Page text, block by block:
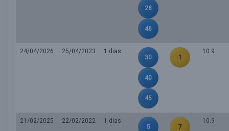
28
46
24/04/2026 25/04/2023
1 dias
30
40
45
1
10.9
21/02/2025 22/02/2022
1 dias
5
7
10.9